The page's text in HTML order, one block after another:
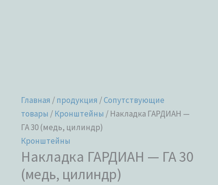
Главная /продукция /Сопутствующие
товары /Кронштейны / Накладка ГАРДИАН —
ГА 30 (медь, цилиндр)
Кронштейны
Накладка ГАРДИАН — ГА 30
(медь, цилиндр)